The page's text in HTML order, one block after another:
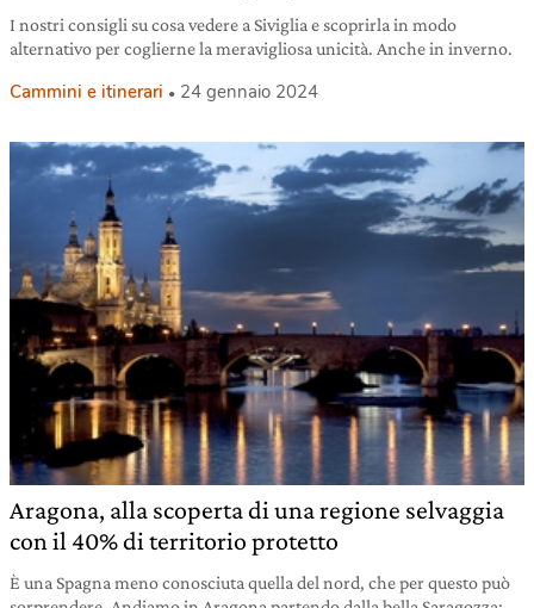
I nostri consigli su cosa vedere a Siviglia e scoprirla in modo
alternativo per coglierne la meravigliosa unicità. Anche in inverno.
Cammini e itinerari 24 gennaio 2024
Aragona, alla scoperta di una regione selvaggia
con il 40% di territorio protetto
È una Spagna meno conosciuta quella del nord, che per questo può